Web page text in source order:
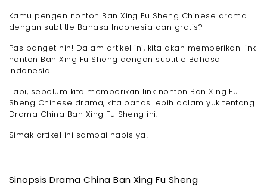
Xing Fu Sheng
Alasan Kamu Harus Nonton Ban Xing Fu Sheng
Link Nonton Ban Xing Fu Sheng Chinese Drama Sub
Indo Selain di Bilibili
Akhir Kata
Kamu pengen nonton Ban Xing Fu Sheng Chinese drama
dengan subtitle Bahasa Indonesia dan gratis?
Pas banget nih! Dalam artikel ini, kita akan memberikan link
nonton Ban Xing Fu Sheng dengan subtitle Bahasa
Indonesia!
Tapi, sebelum kita memberikan link nonton Ban Xing Fu
Sheng Chinese drama, kita bahas lebih dalam yuk tentang
Drama China Ban Xing Fu Sheng ini.
Simak artikel ini sampai habis ya!
Sinopsis Drama China Ban Xing Fu Sheng